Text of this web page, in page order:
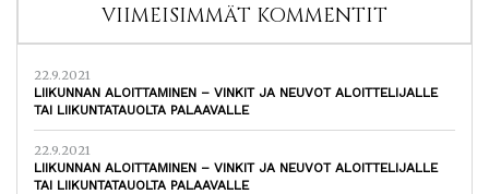
VIIMEISIMMÄT KOMMENTIT
22.9.2021
LIIKUNNAN ALOITTAMINEN – VINKIT JA NEUVOT ALOITTELIJALLE
TAI LIIKUNTATAUOLTA PALAAVALLE
22.9.2021
LIIKUNNAN ALOITTAMINEN – VINKIT JA NEUVOT ALOITTELIJALLE
TAI LIIKUNTATAUOLTA PALAAVALLE